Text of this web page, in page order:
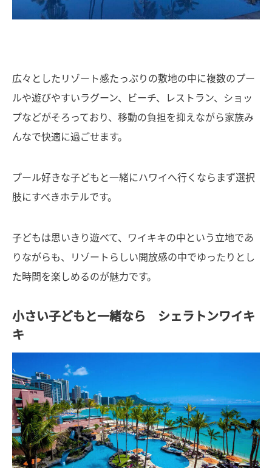
広々としたリゾート感たっぷりの敷地の中に複数のプー
ルや遊びやすいラグーン、ビーチ、レストラン、ショッ
プなどがそろっており、移動の負担を抑えながら家族み
んなで快適に過ごせます。
プール好きな子どもと一緒にハワイへ行くならまず選択
肢にすべきホテルです。
子どもは思いきり遊べて、ワイキキの中という立地であ
りながらも、リゾートらしい開放感の中でゆったりとし
た時間を楽しめるのが魅力です。
小さい子どもと一緒なら シェラトンワイキ
キ